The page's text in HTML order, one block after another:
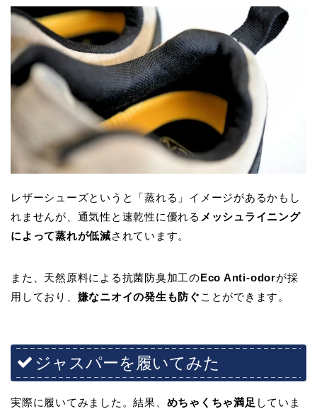
レザーシューズというと「蒸れる」イメージがあるかもし
れませんが、通気性と速乾性に優れる メッシュライニング
によって蒸れが低減されています。
また、天然原料による抗菌防臭加工のEco Anti-odorが採
用しており、 嫌なニオイの発生も防ぐ ことができます。
ジャスパーを履いてみた
実際に履いてみました。結果、 めちゃくちゃ満足 していま